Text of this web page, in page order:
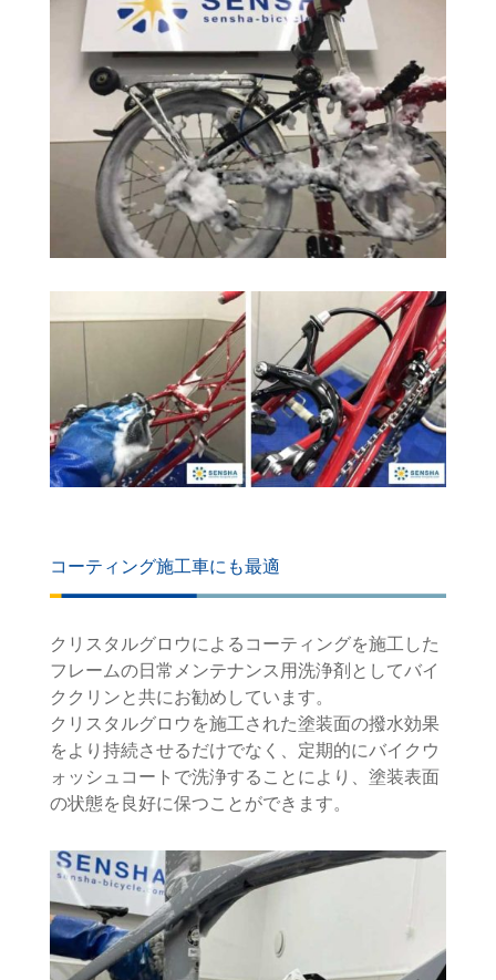
コーティング施工車にも最適
クリスタルグロウによるコーティングを施工した
フレームの日常メンテナンス用洗浄剤としてバイ
ククリンと共にお勧めしています。
クリスタルグロウを施工された塗装面の撥水効果
をより持続させるだけでなく、定期的にバイクウ
ォッシュコートで洗浄することにより、塗装表面
の状態を良好に保つことができます。